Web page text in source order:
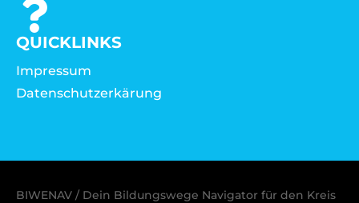
QUICKLINKS
Impressum
Datenschutzerkärung
BIWENAV / Dein Bildungswege Navigator für den Kreis